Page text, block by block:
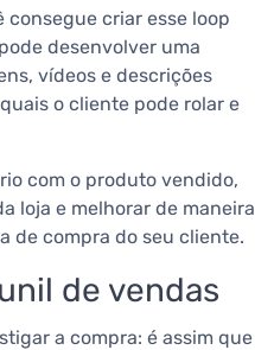
consegue criar esse loop
desenvolver uma
vídeos e descrições
o cliente pode rolar e
com o produto vendido,
loja e melhorar de maneira
de compra do seu cliente.
de vendas
a compra: é assim que